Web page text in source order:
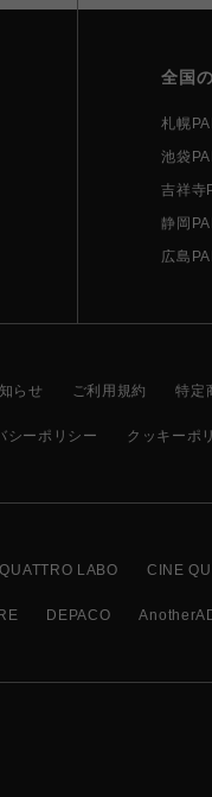
全国
札幌
池袋
吉祥寺
静岡
広島
らせ ご利用規約 特定
シーポリシー クッキーポ
QUATTRO LABO CINE
DEPACO